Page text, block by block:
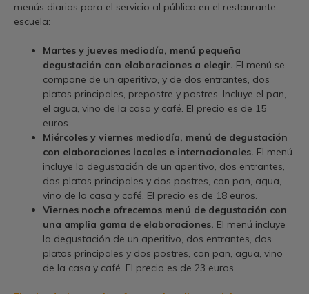
menús diarios para el servicio al público en el restaurante
escuela:
Martes y jueves mediodía, menú pequeña
degustación con elaboraciones a elegir. El menú se
compone de un aperitivo, y de dos entrantes, dos
platos principales, prepostre y postres. Incluye el pan,
el agua, vino de la casa y café. El precio es de 15
euros.
Miércoles y viernes mediodía, menú de degustación
con elaboraciones locales e internacionales. El menú
incluye la degustación de un aperitivo, dos entrantes,
dos platos principales y dos postres, con pan, agua,
vino de la casa y café. El precio es de 18 euros.
Viernes noche ofrecemos menú de degustación con
una amplia gama de elaboraciones. El menú incluye
la degustación de un aperitivo, dos entrantes, dos
platos principales y dos postres, con pan, agua, vino
de la casa y café. El precio es de 23 euros.